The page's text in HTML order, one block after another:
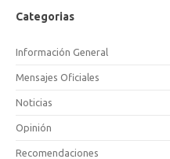
Categorias
Información General
Mensajes Oficiales
Noticias
Opinión
Recomendaciones